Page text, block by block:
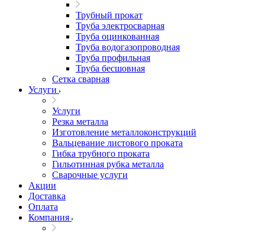
Трубный прокат
Труба электросварная
Труба оцинкованная
Труба водогазопроводная
Труба профильная
Труба бесшовная
Сетка сварная
Услуги
Услуги
Резка металла
Изготовление металлоконструкций
Вальцевание листового проката
Гибка трубного проката
Гильотинная рубка металла
Сварочные услуги
Акции
Доставка
Оплата
Компания